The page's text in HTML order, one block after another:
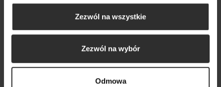
Zezwól na wszystkie
Zezwól na wybór
Odmowa